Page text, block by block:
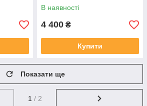
В наявності
4 400 ₴
Купити
Показати ще
1 / 2